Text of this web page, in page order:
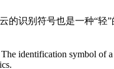
的识别符号也是一种“轻
identification symbol